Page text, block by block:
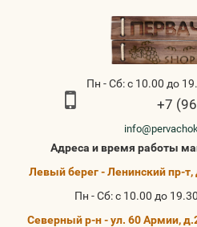
Пн - Сб: с 10.00 до
+7
Адреса и время работы
Левый берег - Ленинский пр-
Пн - Сб: с 10.00 до
Северный р-н - ул. 60 Армии,